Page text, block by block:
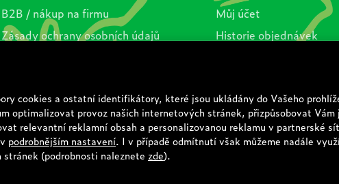
B2B / nákup na firmu
Zásady ochrany osobních údajů
Podmínky akcí
Můj účet
Historie objednávek